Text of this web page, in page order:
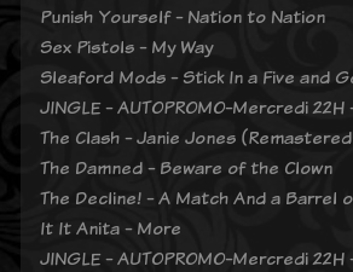
Punish Yourself - Nation to Nation
Sex Pistols - My Way
Sleaford Mods - Stick In a Five and
JINGLE - AUTOPROMO-Mercredi
The Clash - Janie Jones
The Damned - Beware of the Clown
The Decline! - A Match And a Barrel
It It Anita - More
JINGLE - AUTOPROMO-Mercredi